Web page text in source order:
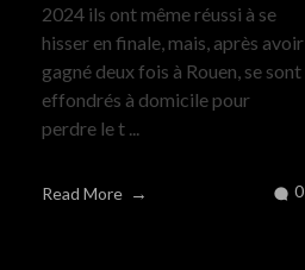
2024 ils ont même réussi à se
hisser en finale, mais, après avoir
gagné deux fois à Rouen, se sont
effondrés à domicile pour
perdre le t ...
Read More 0